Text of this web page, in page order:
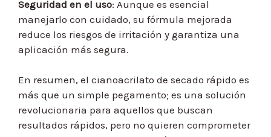
Seguridad en el uso: Aunque es esencial
manejarlo con cuidado, su fórmula mejorada
reduce los riesgos de irritación y garantiza una
aplicación más segura.
En resumen, el cianoacrilato de secado rápido es
más que un simple pegamento; es una solución
revolucionaria para aquellos que buscan
resultados rápidos, pero no quieren comprometer